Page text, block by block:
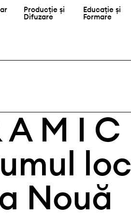
Producție și
Difuzare
Educație și
Formare
A M I
Nouă